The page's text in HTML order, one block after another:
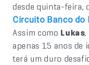
desde quinta-feira,
Circuito Banco do
Assim como Lukas
apenas 15 anos de
terá um duro